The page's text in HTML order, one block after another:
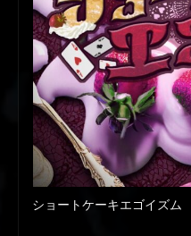
ショートケーキエゴイズム